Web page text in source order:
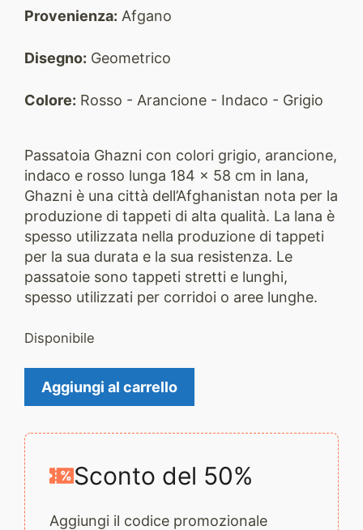
Provenienza: Afgano
Disegno: Geometrico
Colore: Rosso - Arancione - Indaco - Grigio
Passatoia Ghazni con colori grigio, arancione,
indaco e rosso lunga 184 x 58 cm in lana,
Ghazni è una città dell’Afghanistan nota per la
produzione di tappeti di alta qualità. La lana è
spesso utilizzata nella produzione di tappeti
per la sua durata e la sua resistenza. Le
passatoie sono tappeti stretti e lunghi,
spesso utilizzati per corridoi o aree lunghe.
Disponibile
Tappeto
Ghazni
quantità
Aggiungi al carrello
Sconto del 50%
Aggiungi il codice promozionale